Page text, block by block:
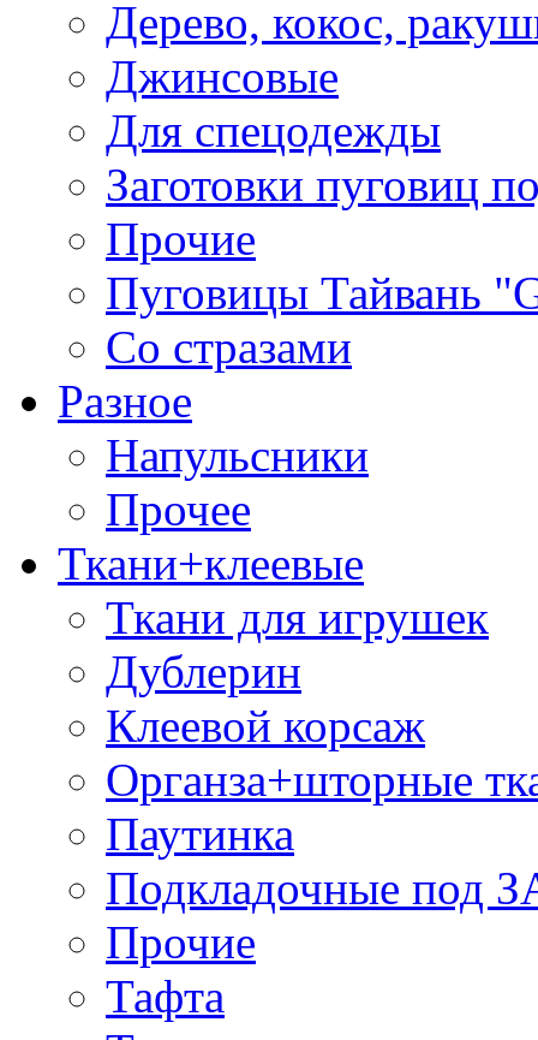
Дерево, кокос,
Джинсовые
Для спецодежды
Заготовки пуговиц
Прочие
Пуговицы Тайвань
Со стразами
Разное
Напульсники
Прочее
Ткани+клеевые
Ткани для игрушек
Дублерин
Клеевой корсаж
Органза+шторные
Паутинка
Подкладочные под
Прочие
Тафта